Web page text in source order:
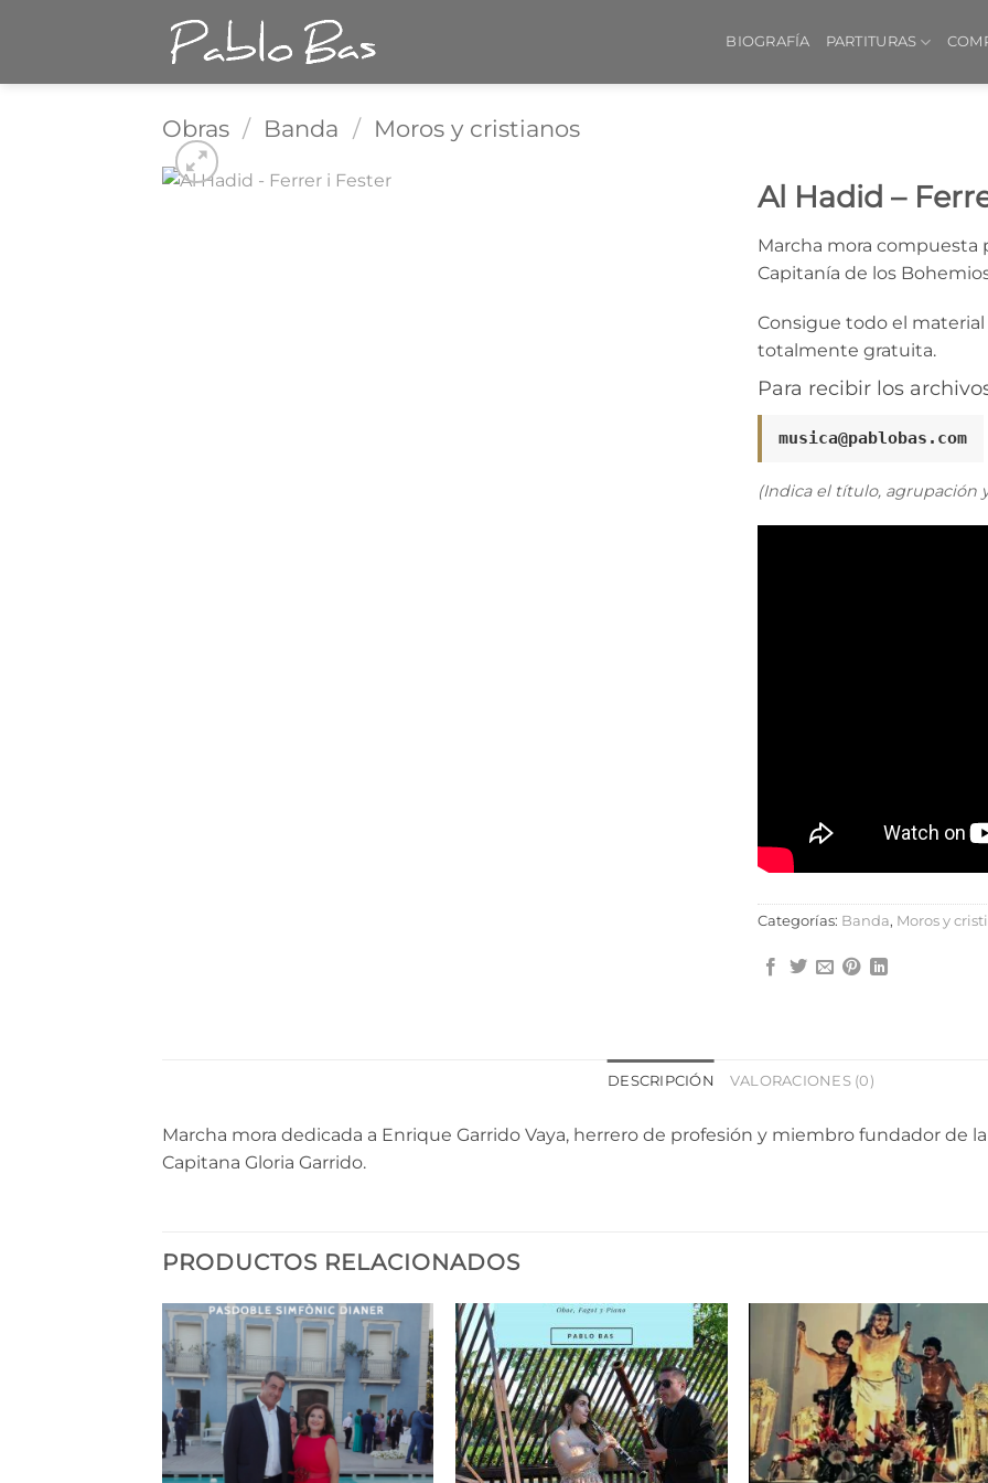
BIOGRAFÍA PARTITURAS
Obras / Banda / Moros y cristianos
Al Hadid –
Marcha mora compuesta
Capitanía de los
Consigue todo el
totalmente gratuita.
Para recibir los
musica@pablobas.com
(Indica el título, agrupación
Categorías: Banda, Moros y
DESCRIPCIÓN VALORACIONES (0)
Marcha mora dedicada a Enrique Garrido Vaya, herrero de profesión y miembro fundador de
Capitana Gloria Garrido.
PRODUCTOS RELACIONADOS
Añadir
a la
lista de
deseos
Añadir
a la
lista de
deseos
a
lista